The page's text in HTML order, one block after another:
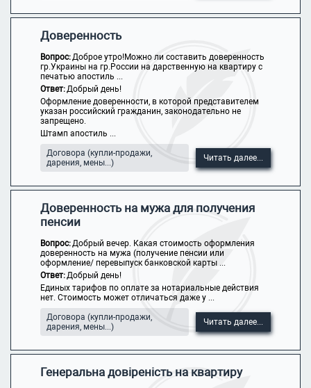
Доверенность
Вопрос:Доброе утро!Можно ли составить доверенность
гр.Украины на гр.России на дарственную на квартиру с
печатью апостиль ...
Ответ:Добрый день!
Оформление доверенности, в которой представителем
указан российский гражданин, законодательно не
запрещено.
Штамп апостиль ...
Договора (купли-продажи,
дарения, мены...)
Читать далее...
Доверенность на мужа для получения
пенсии
Вопрос:Добрый вечер. Какая стоимость оформления
доверенность на мужа (получение пенсии или
оформление/ перевыпуск банковской карты ...
Ответ:Добрый день!
Единых тарифов по оплате за нотариальные действия
нет. Стоимость может отличаться даже у ...
Договора (купли-продажи,
дарения, мены...)
Читать далее...
Генеральна довіреність на квартиру